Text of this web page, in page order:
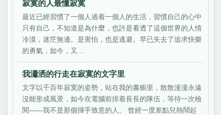
寂寞的人最懂寂寞
最近已經習慣了一個人過着一個人的生活，習慣自己的心中
只有自己，不知道是為什麼，也許是看透了這個世界的人情
冷漠，迷茫無邊。是害怕，也是逃避。早已失去了追求快樂
的勇氣，如今，又...
我瀟洒的行走在寂寞的文字里
文字以千百年寂寞的姿勢，站在我的書櫥里，散散漫漫永遠
沒能形成風景，如今在電腦前排着長長的隊伍，等待一次檢
閱——我不是那個揮手致意的人。 曾經一度差點兒熱鬧起